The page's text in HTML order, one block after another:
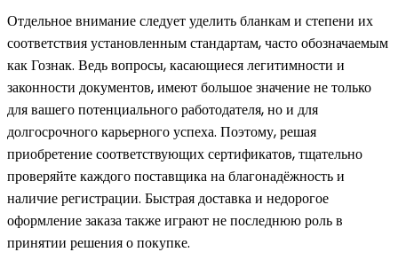
Отдельное внимание следует уделить бланкам и степени их
соответствия установленным стандартам, часто обозначаемым
как Гознак. Ведь вопросы, касающиеся легитимности и
законности документов, имеют большое значение не только
для вашего потенциального работодателя, но и для
долгосрочного карьерного успеха. Поэтому, решая
приобретение соответствующих сертификатов, тщательно
проверяйте каждого поставщика на благонадёжность и
наличие регистрации. Быстрая доставка и недорогое
оформление заказа также играют не последнюю роль в
принятии решения о покупке.